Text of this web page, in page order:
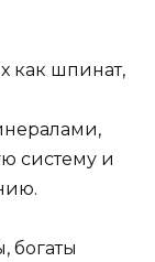
как шпинат,
систему и
богаты